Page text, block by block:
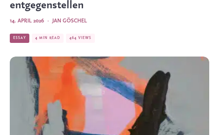
ent­ge­gen­stellen
JAN GÖSCHEL
·
14. APRIL 2026
ESSAY 4 MIN READ 464 VIEWS